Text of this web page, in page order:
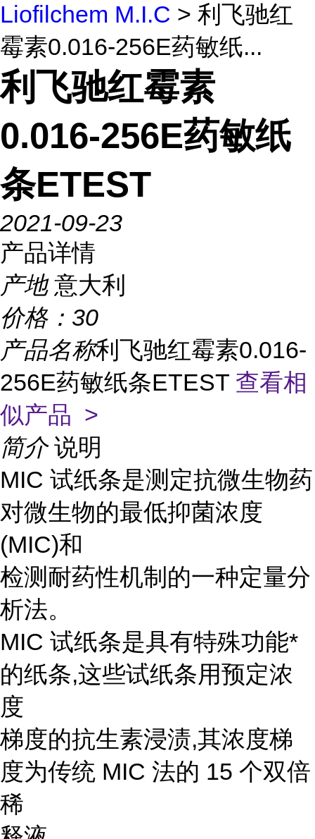
Liofilchem M.I.C > 利飞驰红
霉素0.016-256E药敏纸...
利飞驰红霉素
0.016-256E药敏纸
条ETEST
2021-09-23
产品详情
产地 意大利
价格： 30
产品名称利飞驰红霉素0.016-
256E药敏纸条ETEST 查看相
似产品 >
简介 说明
MIC 试纸条是测定抗微生物药
对微生物的最低抑菌浓度
(MIC)和
检测耐药性机制的一种定量分
析法。
MIC 试纸条是具有特殊功能*
的纸条,这些试纸条用预定浓
度
梯度的抗生素浸渍,其浓度梯
度为传统 MIC 法的 15 个双倍
稀